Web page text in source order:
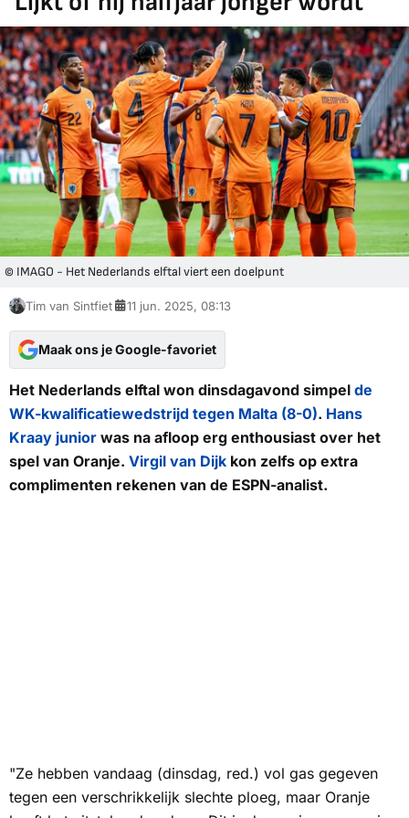
© IMAGO - Het Nederlands elftal viert een doelpunt
Tim van Sintfiet 11 jun. 2025, 08:13
Maak ons je Google-favoriet
Het Nederlands elftal won dinsdagavond simpel de
WK-kwalificatiewedstrijd tegen Malta (8-0). Hans
Kraay junior was na afloop erg enthousiast over het
spel van Oranje. Virgil van Dijk kon zelfs op extra
complimenten rekenen van de ESPN-analist.
"Ze hebben vandaag (dinsdag, red.) vol gas gegeven
tegen een verschrikkelijk slechte ploeg, maar Oranje